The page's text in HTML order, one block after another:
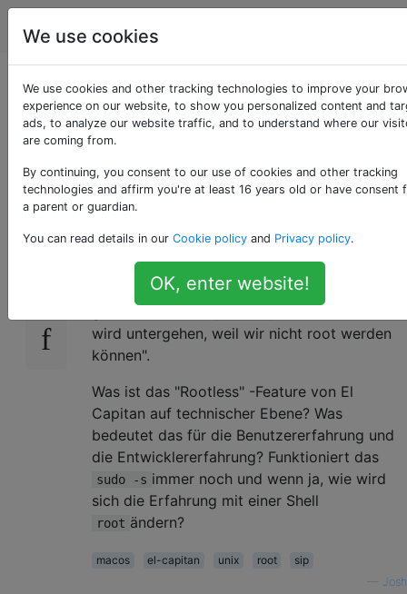
Apple
Was ist das "rootless"
-Feature in El Capitan
wirklich?
243
Ich habe gerade von der "Rootless" -Funktion
in El Capitan erfahren und höre Dinge wie "Es
gibt keinen Root-Benutzer", "Nichts kann
geändert werden
" und "Die Welt
wird untergehen, weil wir nicht root werden
können".
Was ist das "Rootless" -Feature von El
Capitan auf technischer Ebene? Was
bedeutet das für die Benutzererfahrung und
die Entwicklererfahrung? Funktioniert das
sudo -s immer noch und wenn ja, wie wird
sich die Erfahrung mit einer Shell
root ändern?
macos el-capitan unix root
sip
Josh
We use cookies
We use cookies and other tracking technologies to improve your
experience on our website, to show you personalized content and
ads, to analyze our website traffic, and to understand where our
are coming from.
By continuing, you consent to our use of cookies and other tracking
technologies and affirm you're at least 16 years old or have consent
a parent or guardian.
You can read details in our Cookie policy and Privacy policy.
OK, enter website!